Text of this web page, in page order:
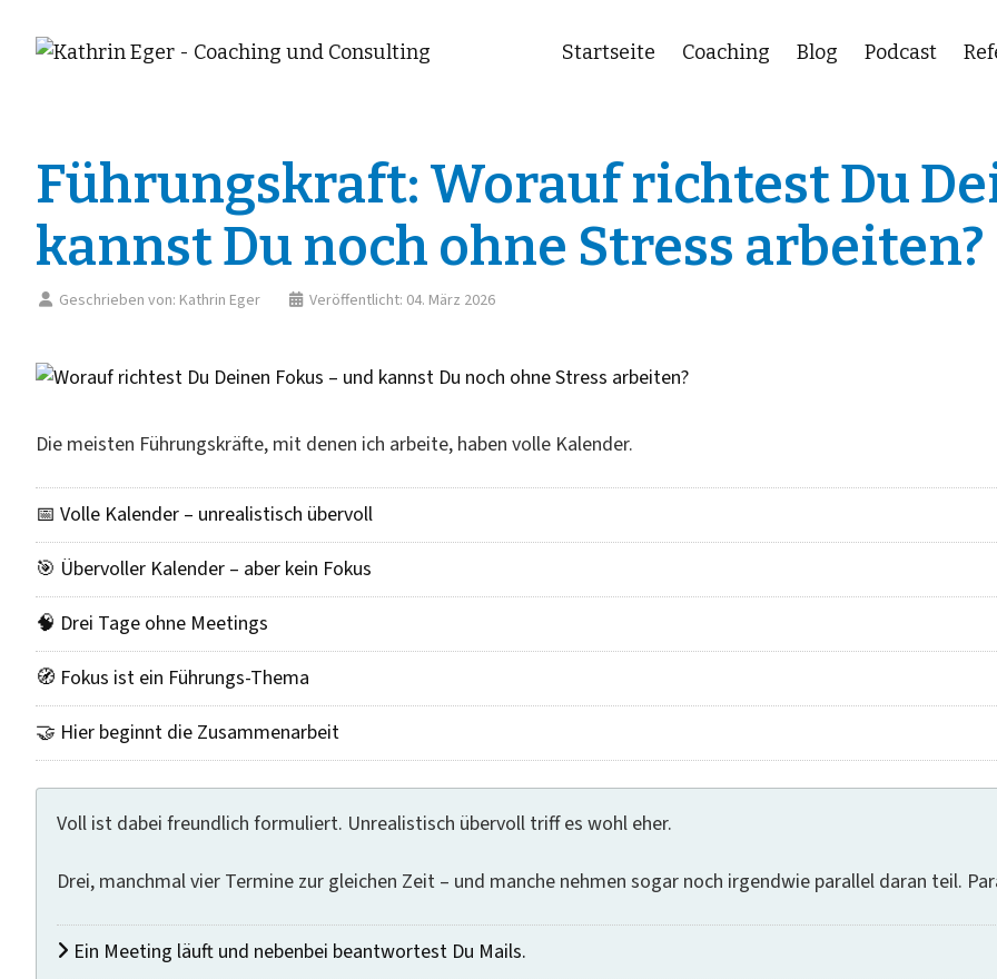
Startseite Coaching Blog Podcast
Führungskraft: Worauf richtest Du
kannst Du noch ohne Stress arbeiten?
Geschrieben von: Kathrin Eger Veröffentlicht: 04. März 2026
Die meisten Führungskräfte, mit denen ich arbeite, haben volle Kalender.
📅 Volle Kalender – unrealistisch übervoll
🎯 Übervoller Kalender – aber kein Fokus
🧠 Drei Tage ohne Meetings
🧭 Fokus ist ein Führungs-Thema
🤝 Hier beginnt die Zusammenarbeit
Voll ist dabei freundlich formuliert. Unrealistisch übervoll triff es wohl eher.
Drei, manchmal vier Termine zur gleichen Zeit – und manche nehmen sogar noch irgendwie parallel daran teil.
Ein Meeting läuft und nebenbei beantwortest Du Mails.